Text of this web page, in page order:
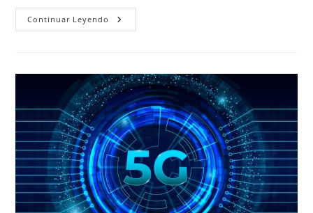
Continuar Leyendo Educación
Digital: